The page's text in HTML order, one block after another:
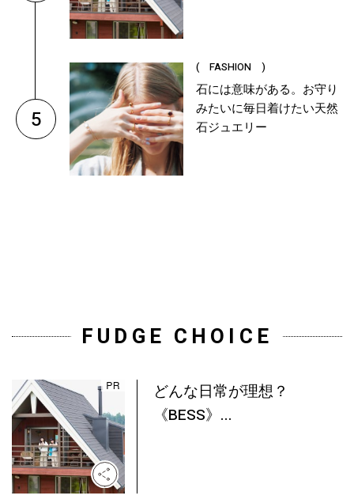
5
( FASHION )
石には意味がある。お守り
みたいに毎日着けたい天然
石ジュエリー
FUDGE CHOICE
どんな日常が理想？
《BESS》...